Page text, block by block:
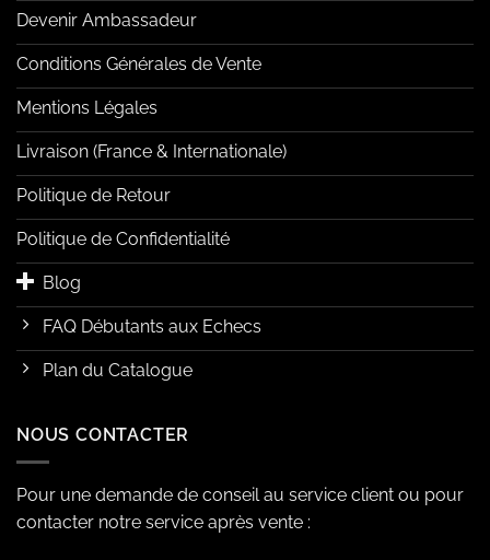
Devenir Ambassadeur
Conditions Générales de Vente
Mentions Légales
Livraison (France & Internationale)
Politique de Retour
Politique de Confidentialité
Blog
FAQ Débutants aux Echecs
Plan du Catalogue
NOUS CONTACTER
Pour une demande de conseil au service client ou pour
contacter notre service après vente :